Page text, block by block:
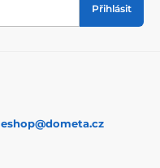
Přihlásit
eshop@dometa.cz